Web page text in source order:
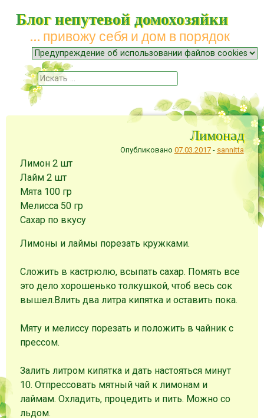
Блог непутевой домохозяйки
… привожу себя и дом в порядок
Меню
Наверх
Поиск
Лимонад
Опубликовано 07.03.2017- sannitta
Лимон2 шт
Лайм2 шт
Мята 100 гр
Мелисса 50 гр
Сахар по вкусу
Лимоны и лаймы порезать кружками.
Сложить в кастрюлю, всыпать сахар. Помять все
это дело хорошенько толкушкой, чтоб весь сок
вышел.Влить два литра кипятка и оставить пока.
Мяту и мелиссу порезать и положить в чайник с
прессом.
Залить литром кипятка и дать настояться минут
10. Отпрессовать мятный чай к лимонам и
лаймам. Охладить, процедить и пить. Можно со
льдом.